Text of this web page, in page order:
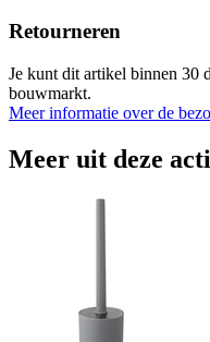
Retourneren
Je kunt dit artikel binnen 30
bouwmarkt.
Meer informatie over de
Meer uit deze